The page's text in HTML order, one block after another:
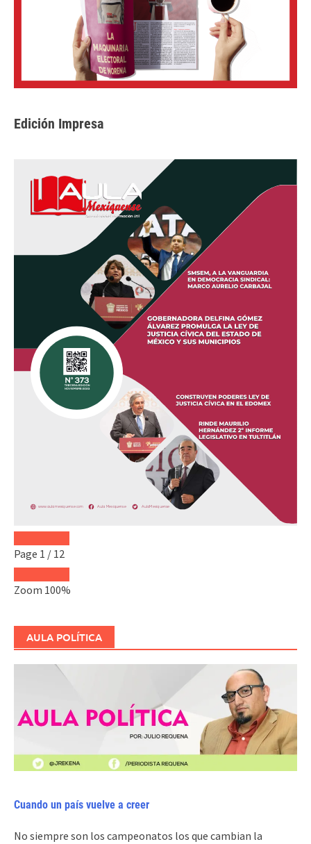
Edición Impresa
Page 1 / 12
Zoom 100%
AULA POLÍTICA
Cuando un país vuelve a creer
No siempre son los campeonatos los que cambian la